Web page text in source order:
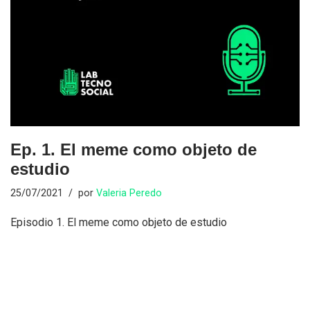
Ep. 1. El meme como objeto de
estudio
25/07/2021 por Valeria Peredo
Episodio 1. El meme como objeto de estudio